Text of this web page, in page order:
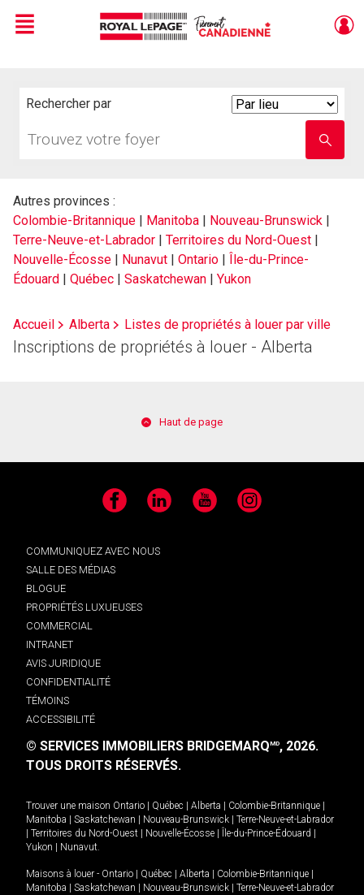
Live
En Direct
Menu
Rechercher par
votre
nom
Autres provinces :
Colombie-Britannique | Manitoba | Nouveau-Brunswick |
Terre-Neuve-et-Labrador | Territoires du Nord-Ouest |
Nouvelle-Écosse | Nunavut | Ontario | Île-du-Prince-
Édouard | Québec | Saskatchewan | Yukon
Accueil Alberta Listes de propriétés à louer par ville
Inscriptions de propriétés à louer - Alberta
Haut de page
Facebook LinkedIn YouTube Instagram
COMMUNIQUEZ AVEC NOUS
SALLE DES MÉDIAS
BLOGUE
PROPRIÉTÉS LUXUEUSES
COMMERCIAL
INTRANET
AVIS JURIDIQUE
CONFIDENTIALITÉ
TÉMOINS
ACCESSIBILITÉ
© SERVICES IMMOBILIERS BRIDGEMARQMD, 2026.
TOUS DROITS RÉSERVÉS.
Trouver une maison Ontario Québec Alberta Colombie-Britannique
Manitoba
Saskatchewan Nouveau-Brunswick
Terre-Neuve-et-Labrador
Territoires du Nord-Ouest Nouvelle-Écosse Île-du-Prince-Édouard
Yukon
Nunavut.
Maisons à louer - Ontario Québec Alberta Colombie-Britannique
Manitoba
Saskatchewan Nouveau-Brunswick
Terre-Neuve-et-Labrador